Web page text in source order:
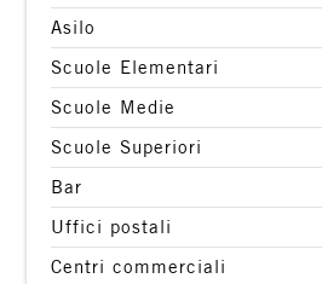
Asilo
Scuole Elementari
Scuole Medie
Scuole Superiori
Bar
Uffici postali
Centri commerciali